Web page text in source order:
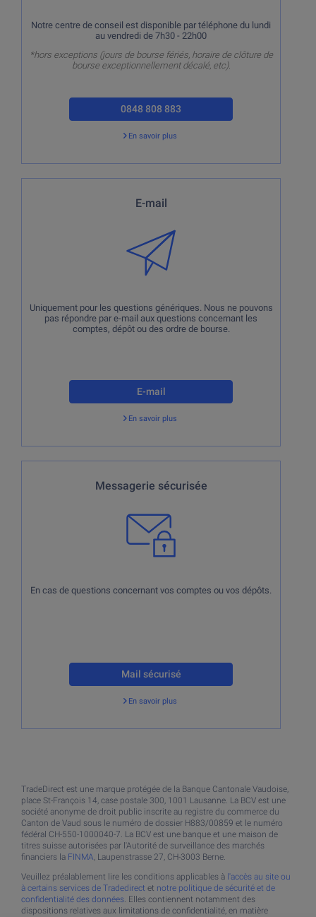
Notre centre de conseil est disponible par téléphone du lundi
au vendredi de 7h30 - 22h00
*hors exceptions (jours de bourse fériés, horaire de clôture de
bourse exceptionnellement décalé, etc).
0848 808 883
En savoir plus
Retour
E-mail
Uniquement pour les questions génériques. Nous ne pouvons
pas répondre par e-mail aux questions concernant les
comptes, dépôt ou des ordre de bourse.
E-mail
En savoir plus
Uniquement pour les questions génériques. Nous ne
pouvons pas répondre par e-mail aux questions
Retour
Messagerie sécurisée
En cas de questions concernant vos comptes ou vos dépôts.
Mail sécurisé
En savoir plus
En cas de questions concernant vos comptes ou vos
Retour
TradeDirect est une marque protégée de la Banque Cantonale Vaudoise,
place St-François 14, case postale 300, 1001 Lausanne. La BCV est une
société anonyme de droit public inscrite au registre du commerce du
Canton de Vaud sous le numéro de dossier H883/00859 et le numéro
fédéral CH-550-1000040-7. La BCV est une banque et une maison de
titres suisse autorisées par l'Autorité de surveillance des marchés
financiers la FINMA , Laupenstrasse 27, CH-3003 Berne.
Veuillez préalablement lire les conditions applicables à l'accès au site ou
à certains services de Tradedirect et notre politique de sécurité et de
confidentialité des données . Elles contiennent notamment des
dispositions relatives aux limitations de confidentialité, en matière